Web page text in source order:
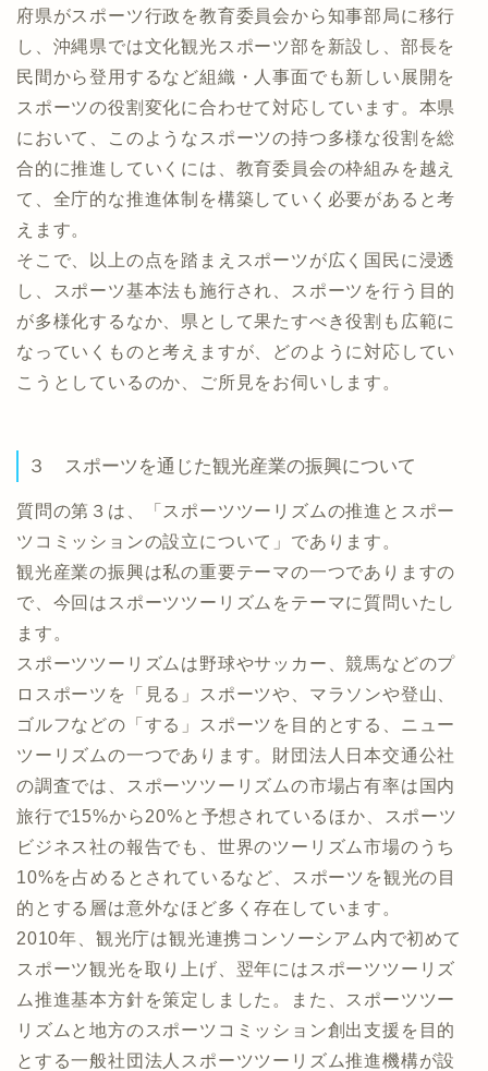
府県がスポーツ行政を教育委員会から知事部局に移行
し、沖縄県では文化観光スポーツ部を新設し、部長を
民間から登用するなど組織・人事面でも新しい展開を
スポーツの役割変化に合わせて対応しています。本県
において、このようなスポーツの持つ多様な役割を総
合的に推進していくには、教育委員会の枠組みを越え
て、全庁的な推進体制を構築していく必要があると考
えます。
そこで、以上の点を踏まえスポーツが広く国民に浸透
し、スポーツ基本法も施行され、スポーツを行う目的
が多様化するなか、県として果たすべき役割も広範に
なっていくものと考えますが、どのように対応してい
こうとしているのか、ご所見をお伺いします。
３ スポーツを通じた観光産業の振興について
質問の第３は、「スポーツツーリズムの推進とスポー
ツコミッションの設立について」であります。
観光産業の振興は私の重要テーマの一つでありますの
で、今回はスポーツツーリズムをテーマに質問いたし
ます。
スポーツツーリズムは野球やサッカー、競馬などのプ
ロスポーツを「見る」スポーツや、マラソンや登山、
ゴルフなどの「する」スポーツを目的とする、ニュー
ツーリズムの一つであります。財団法人日本交通公社
の調査では、スポーツツーリズムの市場占有率は国内
旅行で15%から20%と予想されているほか、スポーツ
ビジネス社の報告でも、世界のツーリズム市場のうち
10%を占めるとされているなど、スポーツを観光の目
的とする層は意外なほど多く存在しています。
2010年、観光庁は観光連携コンソーシアム内で初めて
スポーツ観光を取り上げ、翌年にはスポーツツーリズ
ム推進基本方針を策定しました。また、スポーツツー
リズムと地方のスポーツコミッション創出支援を目的
とする一般社団法人スポーツツーリズム推進機構が設